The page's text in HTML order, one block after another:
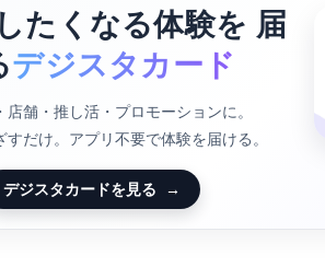
たくなる体験を 届
デジスタカード
店舗・推し活・プロモーションに。
すだけ。アプリ不要で体験を届ける。
デジスタカードを見る →